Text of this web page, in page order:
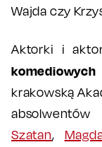
Wajda czy
Aktorki i
krakowską
Szatan,